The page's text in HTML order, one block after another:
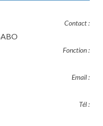
Contact :
Fonction :
Email :
Tél :